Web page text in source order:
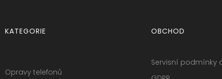
KATEGORIE
Opravy telefonů
OBCHOD
Servisní podmínky